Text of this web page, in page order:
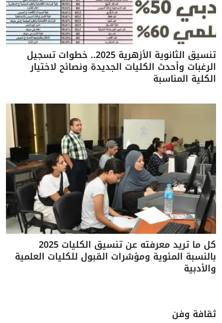
تنسيق الثانوية الأزهرية 2025.. خطوات تسجيل
الرغبات وأحدث الكليات الجديدة ونصائح لاختيار
الكلية المناسبة
كل ما تريد معرفته عن تنسيق الكليات 2025
بالنسبة المئوية ومؤشرات القبول للكليات العلمية
والأدبية
ثقافة وفن